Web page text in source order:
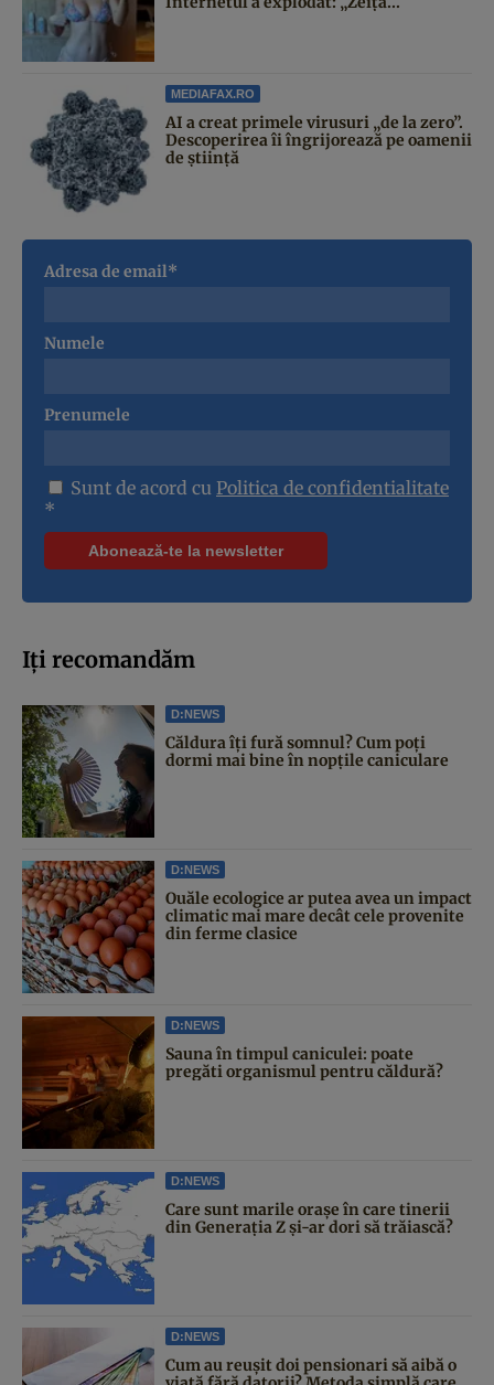
MEDIAFAX.RO
AI a creat primele virusuri „de la zero”.
Descoperirea îi îngrijorează pe oamenii
de știință
Adresa de email*
Numele
Prenumele
Sunt de acord cu Politica de confidentialitate
*
Iți recomandăm
D:NEWS
Căldura îți fură somnul? Cum poți
dormi mai bine în nopțile caniculare
D:NEWS
Ouăle ecologice ar putea avea un impact
climatic mai mare decât cele provenite
din ferme clasice
D:NEWS
Sauna în timpul caniculei: poate
pregăti organismul pentru căldură?
D:NEWS
Care sunt marile orașe în care tinerii
din Generația Z și-ar dori să trăiască?
D:NEWS
Cum au reușit doi pensionari să aibă o